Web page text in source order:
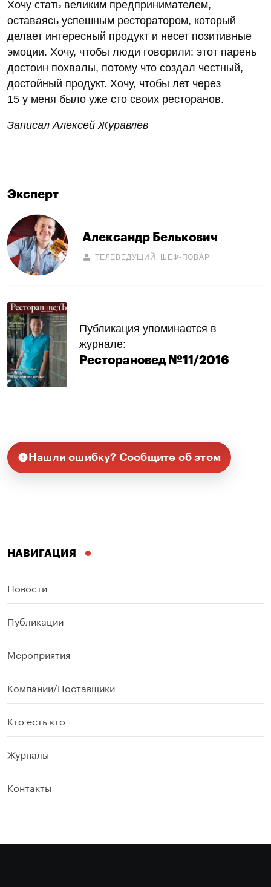
Хочу стать великим предпринимателем,
оставаясь успешным ресторатором, который
делает интересный продукт и несет позитивные
эмоции. Хочу, чтобы люди говорили: этот парень
достоин похвалы, потому что создал честный,
достойный продукт. Хочу, чтобы лет через
15 у меня было уже сто своих ресторанов.
Записал Алексей Журавлев
Эксперт
Александр Белькович
ТЕЛЕВЕДУЩИЙ, ШЕФ-ПОВАР
Публикация упоминается в
журнале:
Ресторановед №11/2016
Нашли ошибку? Сообщите об этом
НАВИГАЦИЯ
Новости
Публикации
Мероприятия
Компании/Поставщики
Кто есть кто
Журналы
Контакты